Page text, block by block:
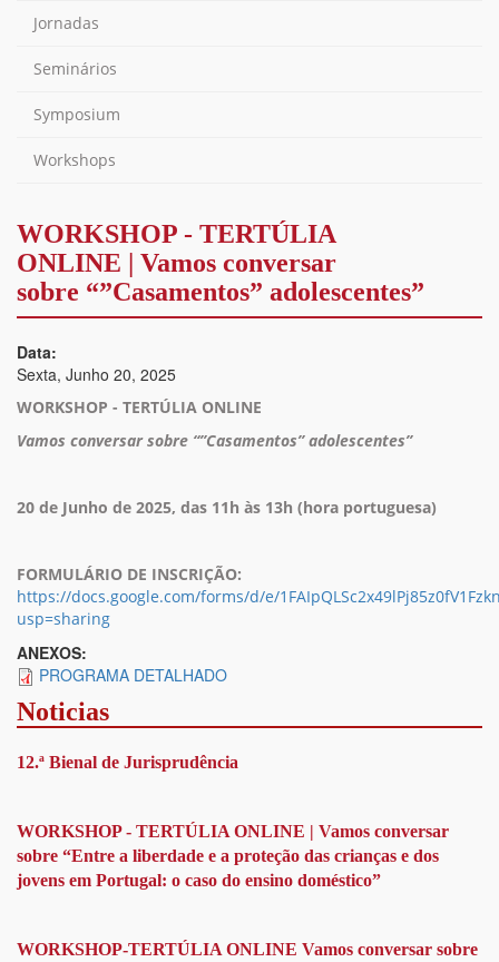
Jornadas
Seminários
Symposium
Workshops
WORKSHOP - TERTÚLIA
ONLINE | Vamos conversar
sobre “”Casamentos” adolescentes”
Data:
Sexta, Junho 20, 2025
WORKSHOP - TERTÚLIA ONLINE
Vamos conversar sobre “”Casamentos” adolescentes”
20 de Junho de 2025, das 11h às 13h (hora portuguesa)
FORMULÁRIO DE INSCRIÇÃO:
https://docs.google.com/forms/d/e/
usp=sharing
ANEXOS:
PROGRAMA DETALHADO
Noticias
12.ª Bienal de Jurisprudência
WORKSHOP - TERTÚLIA ONLINE | Vamos conversar
sobre “Entre a liberdade e a proteção das crianças e dos
jovens em Portugal: o caso do ensino doméstico”
WORKSHOP-TERTÚLIA ONLINE Vamos conversar sobre